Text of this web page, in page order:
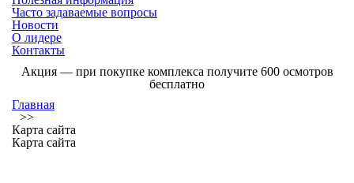
Часто задаваемые вопросы
Новости
О лидере
Контакты
Акция— при покупке комплекса получите 600 осмотров
бесплатно
Главная
>>
Карта сайта
Карта сайта